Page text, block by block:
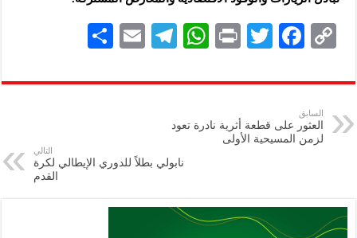
C
p
y
Li
F
eb
k
T
tt
er
P
nt
W
at
A
p
Te
gr
E
ai
ar
السابق
العثور على قطعة أثرية نادرة تعود
لزمن المسيحية الأولى
التالي
نابولي بطلاً للدوري الإيطالي لكرة
القدم